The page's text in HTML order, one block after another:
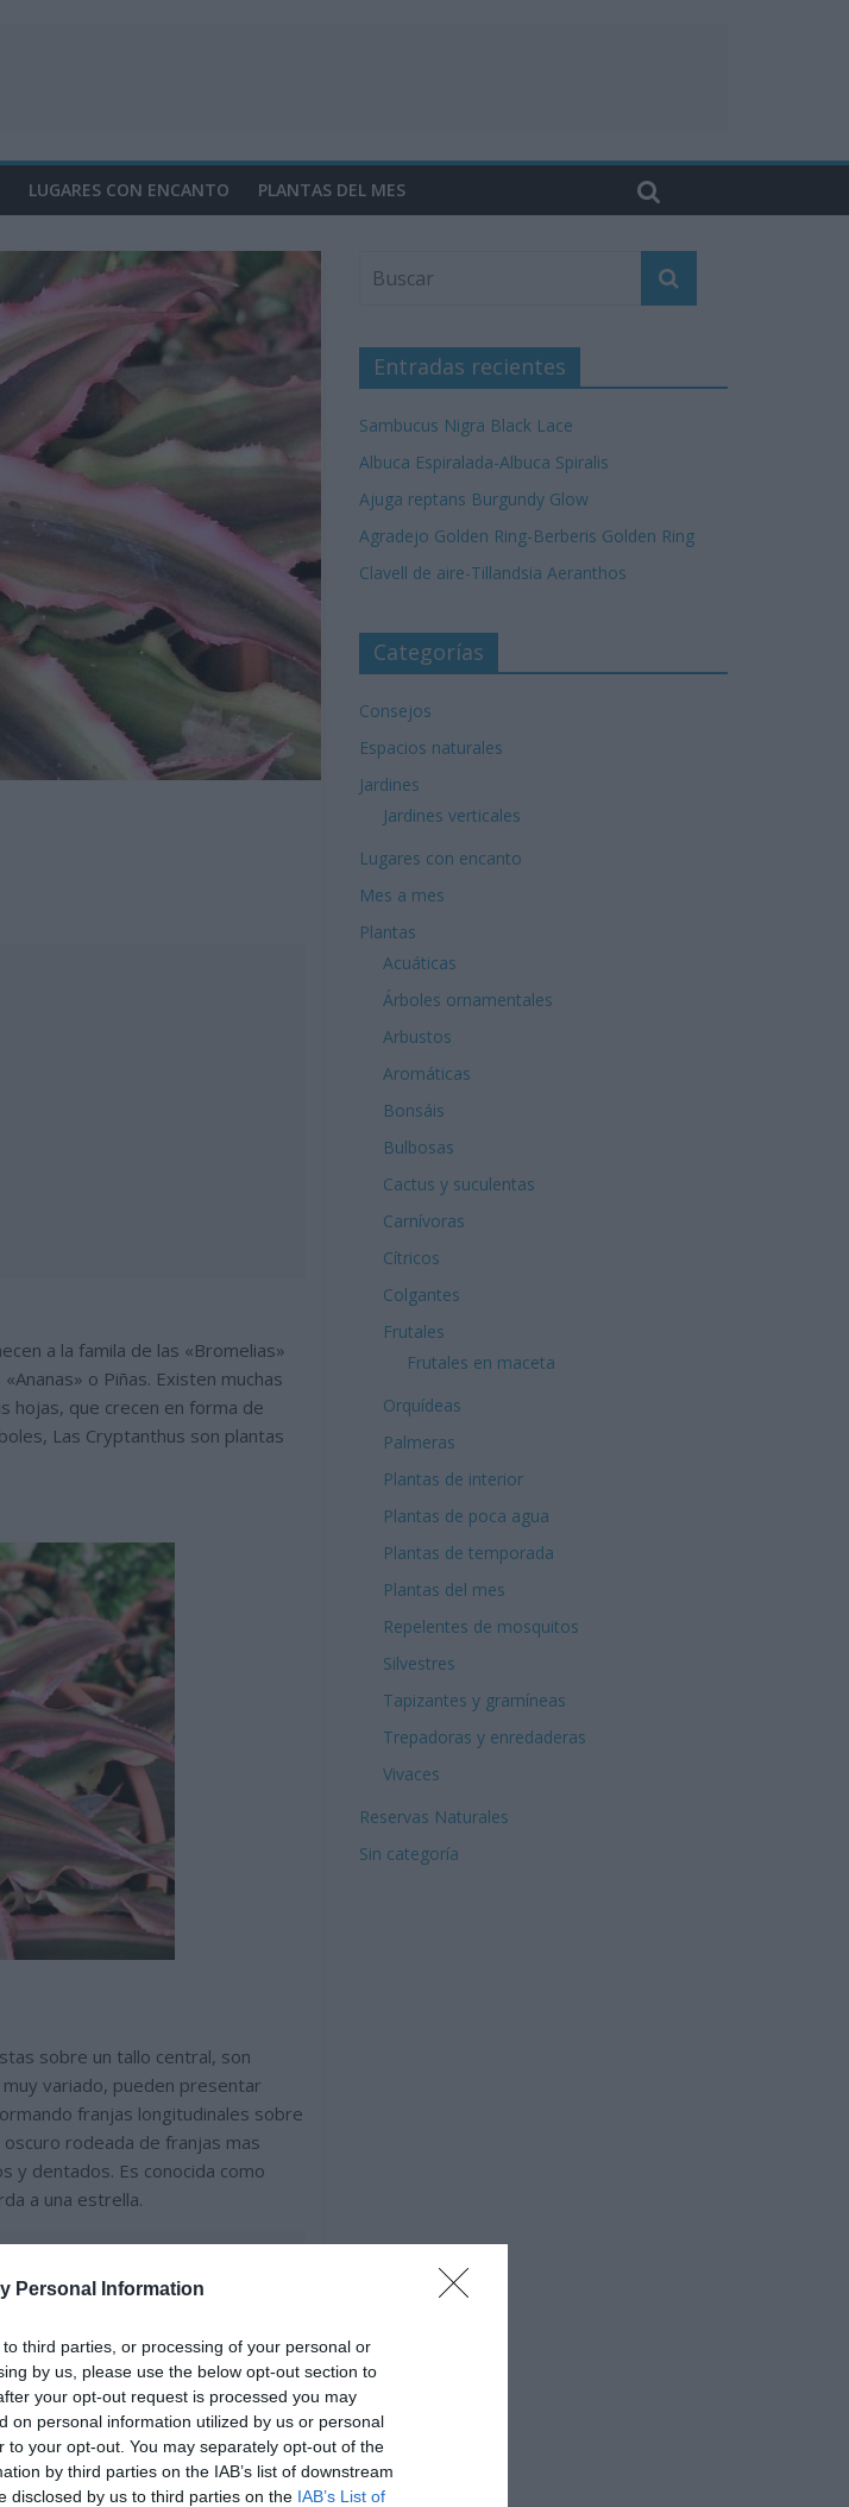
Personal Information
third parties, or processing of your personal or
by us, please use the below opt-out section to
your opt-out request is processed you may
on personal information utilized by us or personal
your opt-out. You may separately opt-out of the
by third parties on the IAB’s list of downstream
disclosed by us to third parties on the IAB’s List of
LUGARES CON ENCANTO PLANTAS DEL MES
a la famila de las «Bromelias»
o Piñas. Existen muchas
hojas, que crecen en forma de
Las Cryptanthus son plantas
sobre un tallo central, son
variado, pueden presentar
franjas longitudinales sobre
rodeada de franjas mas
y dentados. Es conocida como
a una estrella.
Entradas recientes
Sambucus Nigra Black Lace
Albuca Espiralada-Albuca Spiralis
Ajuga reptans Burgundy Glow
Agradejo Golden Ring-Berberis Golden Ring
Clavell de aire-Tillandsia Aeranthos
Categorías
Consejos
Espacios naturales
Jardines
Jardines verticales
Lugares con encanto
Mes a mes
Plantas
Acuáticas
Árboles ornamentales
Arbustos
Aromáticas
Bonsáis
Bulbosas
Cactus y suculentas
Carnívoras
Cítricos
Colgantes
Frutales
Frutales en maceta
Orquídeas
Palmeras
Plantas de interior
Plantas de poca agua
Plantas de temporada
Plantas del mes
Repelentes de mosquitos
Silvestres
Tapizantes y gramíneas
Trepadoras y enredaderas
Vivaces
Reservas Naturales
Sin categoría